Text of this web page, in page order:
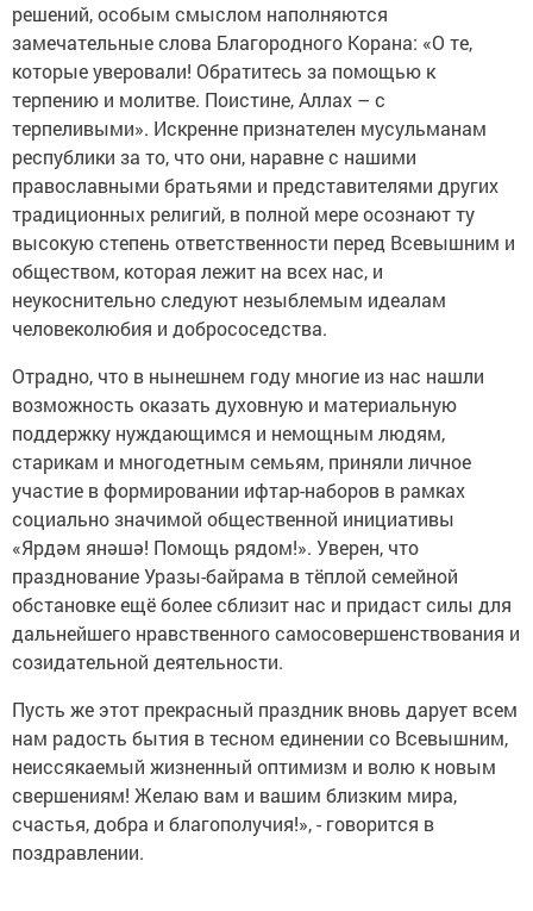
решений, особым смыслом наполняются
замечательные слова Благородного Корана: «О те,
которые уверовали! Обратитесь за помощью к
терпению и молитве. Поистине, Аллах – с
терпеливыми». Искренне признателен мусульманам
республики за то, что они, наравне с нашими
православными братьями и представителями других
традиционных религий, в полной мере осознают ту
высокую степень ответственности перед Всевышним и
обществом, которая лежит на всех нас, и
неукоснительно следуют незыблемым идеалам
человеколюбия и добрососедства.
Отрадно, что в нынешнем году многие из нас нашли
возможность оказать духовную и материальную
поддержку нуждающимся и немощным людям,
старикам и многодетным семьям, приняли личное
участие в формировании ифтар-наборов в рамках
социально значимой общественной инициативы
«Ярдәм янәшә! Помощь рядом!». Уверен, что
празднование Уразы-байрама в тёплой семейной
обстановке ещё более сблизит нас и придаст силы для
дальнейшего нравственного самосовершенствования и
созидательной деятельности.
Пусть же этот прекрасный праздник вновь дарует всем
нам радость бытия в тесном единении со Всевышним,
неиссякаемый жизненный оптимизм и волю к новым
свершениям! Желаю вам и вашим близким мира,
счастья, добра и благополучия!», - говорится в
поздравлении.